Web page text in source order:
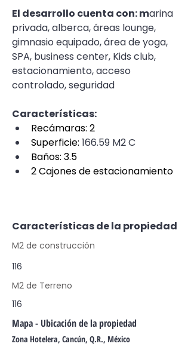
El desarrollo cuenta con: marina
privada, alberca, áreas lounge,
gimnasio equipado, área de yoga,
SPA, business center, Kids club,
estacionamiento, acceso
controlado, seguridad
Características:
Recámaras: 2
Superficie: 166.59 M2 C
Baños: 3.5
2 Cajones de estacionamiento
Características de la propiedad
M2 de construcción
116
M2 de Terreno
116
Mapa - Ubicación de la propiedad
Zona Hotelera, Cancún, Q.R., México